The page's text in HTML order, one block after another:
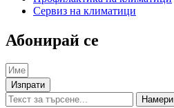
Сервиз на климатици
Абонирай се
Изпрати
Намери